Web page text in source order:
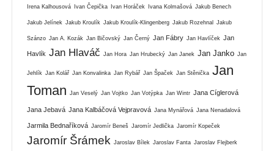
Irena Kalhousová Ivan Čepička Ivan Horáček Ivana Kolmašová Jakub Benech
Jakub Jelínek Jakub Kroulík Jakub Kroulík-Klingenberg Jakub Rozehnal Jakub
Szánzo Jan A. Kozák Jan Bičovský Jan Černý Jan Fábry Jan Havlíček Jan
Havlík Jan Hlaváč Jan Hora Jan Hrubecký Jan Janek Jan Janko Jan
Jehlík Jan Kolář Jan Konvalinka Jan Rybář Jan Špaček Jan Stěnička Jan
Toman
Jan Veselý Jan Vojtko Jan Votýpka Jan Wintr Jana Cíglerová
Jana Jebavá Jana Kalbáčová Vejpravová Jana Mynářová Jana Nenadalová
Jarmila Bednaříková Jaromír Beneš Jaromír Jedlička Jaromír Kopeček
Jaromír Šrámek Jaroslav Bílek Jaroslav Fanta Jaroslav Flejberk